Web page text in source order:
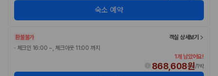
Q. 제주렌트카 가격비교는 카모아에서 어떻게 하나요?
A. 대여일, 반납일, 인수 지역을 선택하면 제주도 렌트카 업체별 가격, 차종,
Q. 제주 렌트카 최저가는 무엇을 기준으로 비교해야 하나요?
Q. 제주공항 근처 렌트카도 비교할 수 있나요?
Q. 제주 렌트카 가격비교 시 보험도 함께 비교할 수 있나요?
Q. 가족 여행에는 어떤 제주 렌트카를 비교해야 하나요?
숙소 예약
환불불가
객실 상세보기
· 체크인 16:00 ~, 체크아웃 11:00 까지
1개 남았어요!
868,608원/1박